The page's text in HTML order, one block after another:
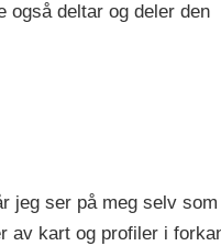
deltar og deler den
jeg ser på meg selv som
av kart og profiler i